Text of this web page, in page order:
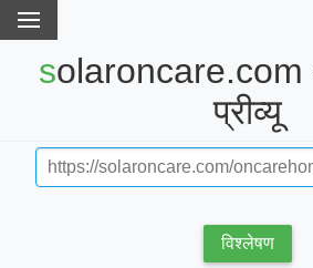
solaroncare.com ओपन ग्राफ
प्रीव्यू
विश्लेषण